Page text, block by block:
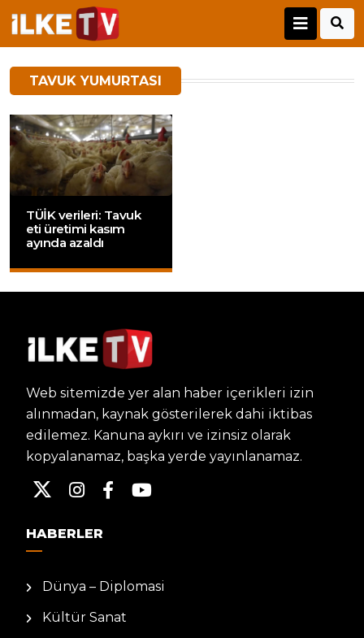
TAVUK YUMURTASI
TÜİK verileri: Tavuk
eti üretimi kasım
ayında azaldı
Web sitemizde yer alan haber içerikleri izin
alınmadan, kaynak gösterilerek dahi iktibas
edilemez. Kanuna aykırı ve izinsiz olarak
kopyalanamaz, başka yerde yayınlanamaz.
HABERLER
Dünya – Diplomasi
Kültür Sanat